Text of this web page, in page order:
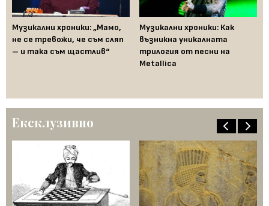
Музикални хроники: „Мамо,
не се тревожи, че съм сляп
– и така съм щастлив“
Музикални хроники: Как
възникна уникалната
трилогия от песни на
Metallica
Ексклузивно